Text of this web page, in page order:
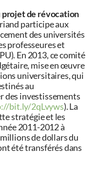
projet de révocation
participe aux
des universités
professeures et
En 2013, ce comité
mise en œuvre
universitaires, qui
au
des investissements
bit.ly/2qLvyws). La
stratégie et les
2011-2012 à
de dollars du
été transférés dans